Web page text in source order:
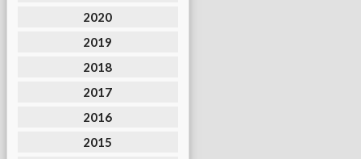
2020
2019
2018
2017
2016
2015